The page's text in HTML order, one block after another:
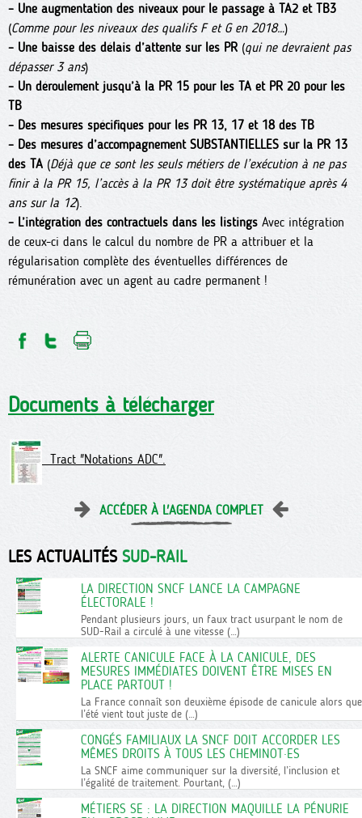
– Une augmentation des niveaux pour le passage à TA2 et TB3
(Comme pour les niveaux des qualifs F et G en 2018…)
– Une baisse des délais d’attente sur les PR (qui ne devraient pas
dépasser 3 ans)
– Un déroulement jusqu’à la PR 15 pour les TA et PR 20 pour les
TB
– Des mesures spécifiques pour les PR 13, 17 et 18 des TB
– Des mesures d’accompagnement SUBSTANTIELLES sur la PR 13
des TA (Déjà que ce sont les seuls métiers de l’exécution à ne pas
finir à la PR 15, l’accès à la PR 13 doit être systématique après 4
ans sur la 12).
– L’intégration des contractuels dans les listings Avec intégration
de ceux-ci dans le calcul du nombre de PR a attribuer et la
régularisation complète des éventuelles différences de
rémunération avec un agent au cadre permanent !
Documents à télécharger
Tract "Notations ADC".
ACCÉDER À L'AGENDA COMPLET
LES ACTUALITÉS SUD-RAIL
LA DIRECTION SNCF LANCE LA CAMPAGNE
ÉLECTORALE !
Pendant plusieurs jours, un faux tract usurpant le nom de
SUD-Rail a circulé à une vitesse (…)
ALERTE CANICULE FACE À LA CANICULE, DES
MESURES IMMÉDIATES DOIVENT ÊTRE MISES EN
PLACE PARTOUT !
La France connaît son deuxième épisode de canicule alors que
l’été vient tout juste de (…)
CONGÉS FAMILIAUX LA SNCF DOIT ACCORDER LES
MÊMES DROITS À TOUS LES CHEMINOT·ES
La SNCF aime communiquer sur la diversité, l’inclusion et
l’égalité de traitement. Pourtant, (…)
MÉTIERS SE : LA DIRECTION MAQUILLE LA PÉNURIE